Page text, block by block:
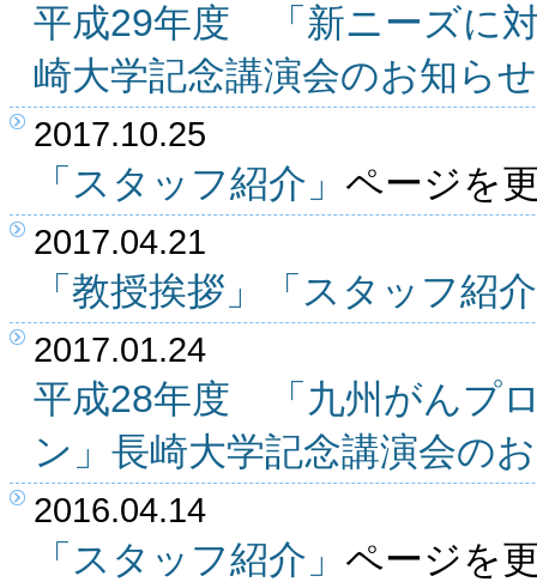
平成29年度 「新ニーズに
崎大学記念講演会のお知らせ
2017.10.25
「スタッフ紹介」 ページを
2017.04.21
「教授挨拶」 「スタッフ紹
2017.01.24
平成28年度 「九州がんプ
ン」長崎大学記念講演会の
2016.04.14
「スタッフ紹介」 ページを